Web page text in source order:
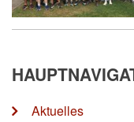
Aktuelles